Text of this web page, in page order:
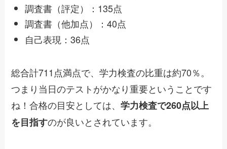
調査書（評定）：135点
調査書（他加点）：40点
自己表現：36点
総合計711点満点で、学力検査の比重は約70％。
つまり当日のテストがかなり重要ということです
ね！合格の目安としては、学力検査で260点以上
を目指すのが良いとされています。